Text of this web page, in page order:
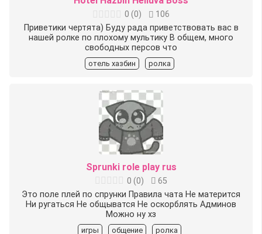
0 (0)
106
Приветики чертята) Буду рада приветствовать вас в
нашей ролке по плохому мультику В общем, много
свободных персов что
отель хазбин ролка
Sprunki role play rus
0 (0)
65
Это поле плей по спрунки Правила чата Не матерится
Ни ругаться Не общыватся Не оскорблять Админов
Можно ну хз
игры общение ролка